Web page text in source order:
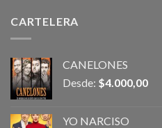
CARTELERA
CANELONES
Desde: $4.000,00
YO NARCISO